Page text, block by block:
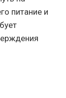
питание и